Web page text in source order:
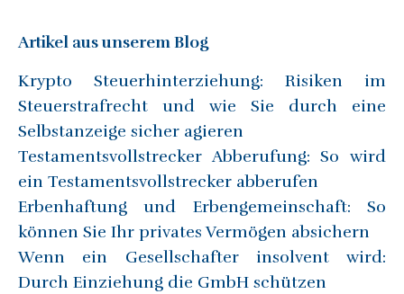
Artikel aus unserem Blog
Krypto Steuerhinterziehung: Risiken im
Steuerstrafrecht und wie Sie durch eine
Selbstanzeige sicher agieren
Testamentsvollstrecker Abberufung: So wird
ein Testamentsvollstrecker abberufen
Erbenhaftung und Erbengemeinschaft: So
können Sie Ihr privates Vermögen absichern
Wenn ein Gesellschafter insolvent wird:
Durch Einziehung die GmbH schützen